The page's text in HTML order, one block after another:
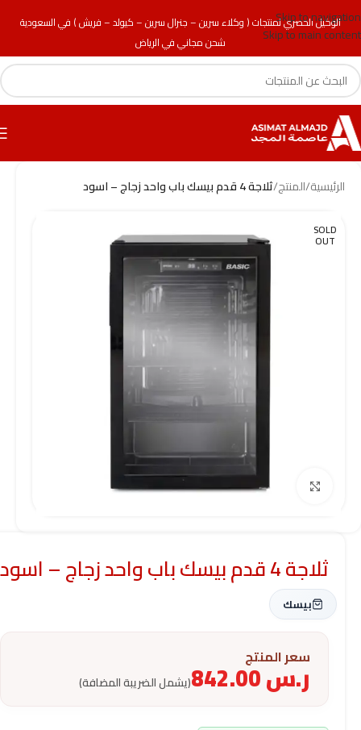
الوكيل الحصري لمنتجات ( وكلاء سرين – جنرال سرين – كيولد – فريش ) في السعودية
شحن مجاني في الرياض
Skip to navigation
Skip to main content
الرئيسية/المنتج/ثلاجة 4 قدم بيسك باب واحد زجاج – اسود
SOLD
OUT
Click to enlarge
ثلاجة 4 قدم بيسك باب واحد زجاج – اسود
بيسك
سعر المنتج
ر.س (يشمل الضريبة المضافة)